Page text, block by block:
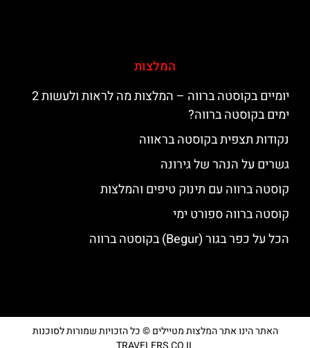
המלצות
יומיים בקוסטה ברווה – המלצות מה לראות ולעשות 2
ימים בקוסטה ברווה?
נקודות תצפית בקוסטה בראווה
גשרים על הנהר של גירונה
קוסטה ברווה עם תינוק טיפים והמלצות
קוסטה ברווה ספורט ימי
הכל על כפר בגור (Begur) בקוסטה ברווה
האתר הינו אתר המלצות מטיילים © כל הזכויות שמורות לסוכנות